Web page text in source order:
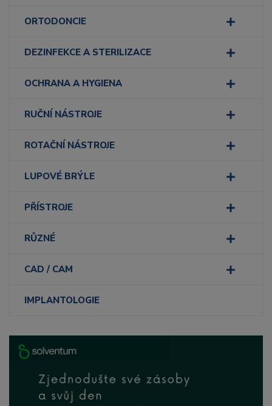
ORTODONCIE
DEZINFEKCE A STERILIZACE
OCHRANA A HYGIENA
RUČNÍ NÁSTROJE
ROTAČNÍ NÁSTROJE
LUPOVÉ BRÝLE
PŘÍSTROJE
RŮZNÉ
CAD / CAM
IMPLANTOLOGIE